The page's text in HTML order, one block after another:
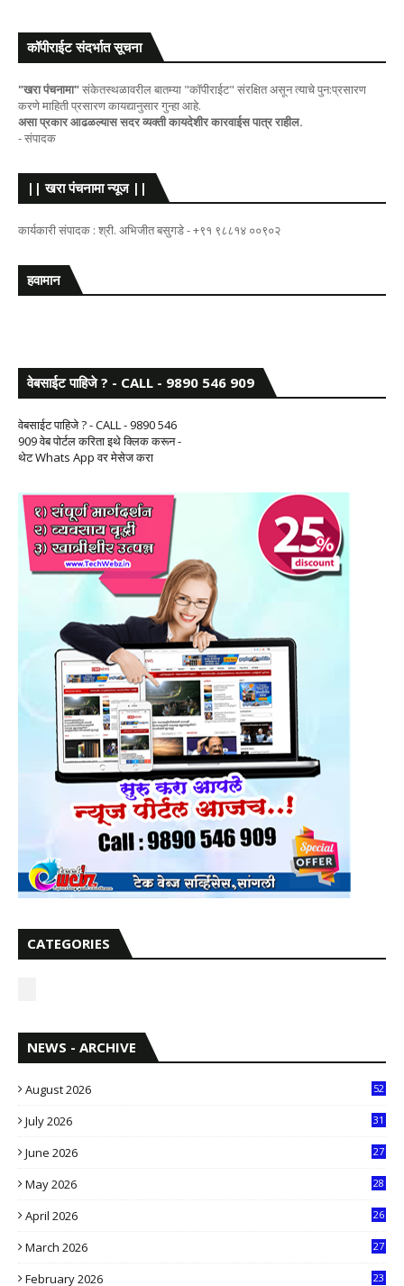
कॉपीराईट संदर्भात सूचना
"खरा पंचनामा"संकेतस्थळावरील बातम्या "कॉपीराईट" संरक्षित असून त्याचे पुन:प्रसारण
करणे माहिती प्रसारण कायद्यानुसार गुन्हा आहे.
असा प्रकार आढळल्यास सदर व्यक्ती कायदेशीर कारवाईस पात्र राहील.
- संपादक
|| खरा पंचनामा न्यूज ||
कार्यकारी संपादक : श्री. अभिजीत बसुगडे - +९१ ९८८१४ ००९०२
हवामान
वेबसाईट पाहिजे ? - CALL - 9890 546 909
वेबसाईट पाहिजे ? - CALL - 9890 546
909 वेब पोर्टल करिता इथे क्लिक करून -
थेट Whats App वर मेसेज करा
CATEGORIES
NEWS - ARCHIVE
August 2026 52
July 2026
31
June 2026
27
May 2026
28
April 2026
26
March 2026
27
February 2026
23